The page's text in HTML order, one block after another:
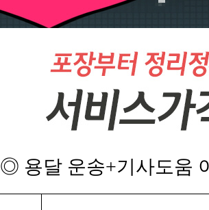
◎ 용달 운송+기사도움